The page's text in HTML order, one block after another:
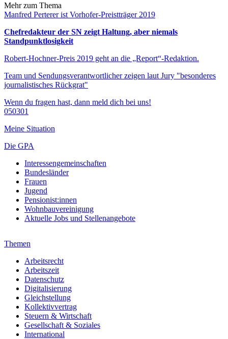
Mehr zum Thema
Manfred Perterer ist Vorhofer-Preistträger 2019
Chefredakteur der SN zeigt Haltung, aber niemals
Standpunktlosigkeit
Robert-Hochner-Preis 2019 geht an die „Report“-Redaktion.
Team und Sendungsverantwortlicher zeigen laut Jury "besonderes
journalistisches Rückgrat"
Wenn du fragen hast, dann meld dich bei uns!
050301
Meine Situation
Die GPA
Interessengemeinschaften
Bundesländer
Frauen
Jugend
Pensionist:innen
Wohnbauvereinigung
Aktuelle Jobs und Stellenangebote
Themen
Arbeitsrecht
Arbeitszeit
Datenschutz
Digitalisierung
Gleichstellung
Kollektivvertrag
Steuern & Wirtschaft
Gesellschaft & Soziales
International